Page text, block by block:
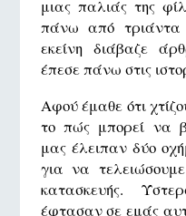
μιας παλιάς της
πάνω από τριάντα
εκείνη διάβαζε
έπεσε πάνω στις
Αφού έμαθε ότι
το πώς μπορεί να
μας έλειπαν δύο
για να
κατασκευής.
έφτασαν σε εμάς